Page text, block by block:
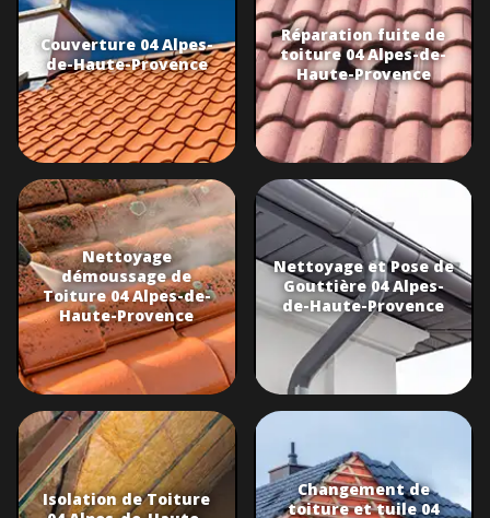
Couverture 04 Alpes-
de-Haute-Provence
Réparation fuite de
toiture 04 Alpes-de-
Haute-Provence
Nettoyage
démoussage de
Toiture 04 Alpes-de-
Haute-Provence
Nettoyage et Pose de
Gouttière 04 Alpes-
de-Haute-Provence
Isolation de Toiture
Changement de
toiture et tuile 04